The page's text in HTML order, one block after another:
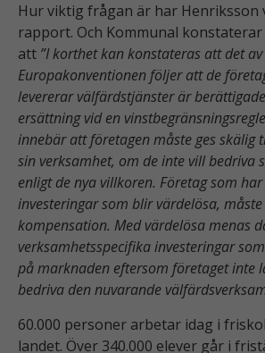
Hur viktig frågan är har Henriksson
rapport. Och Kommunal
att ”I korthet kan konstateras att det
Europakonventionen följer att de
levererar välfärdstjänster är
ersättning vid en
innebär att företagen måste ges skälig
sin verksamhet, om de inte vill bedriva
enligt de nya villkoren. Företag som
investeringar som blir värdelösa, måste
kompensation. Med värdelösa menas
verksamhetsspecifika investeringar
på marknaden eftersom företaget inte
bedriva den nuvarande
60.000 personer arbetar idag i
landet. Över 340.000 elever går i